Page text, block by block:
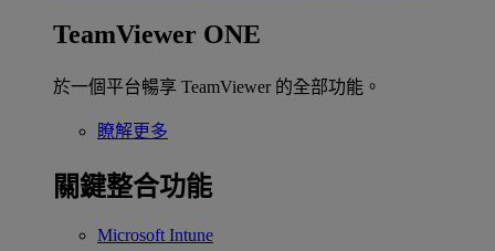
TeamViewer ONE
於一個平台暢享 TeamViewer 的全部功能。
瞭解更多
關鍵整合功能
Microsoft Intune